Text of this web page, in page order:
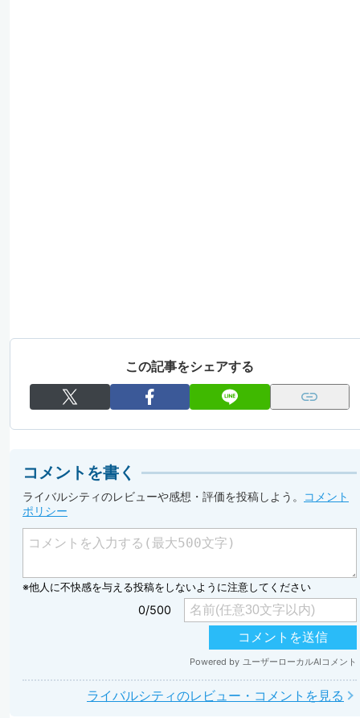
この記事をシェアする
コメントを書く
ライバルシティのレビューや感想・評価を投稿しよう。 コメント
ポリシー
ライバルシティのレビュー・コメントを見る